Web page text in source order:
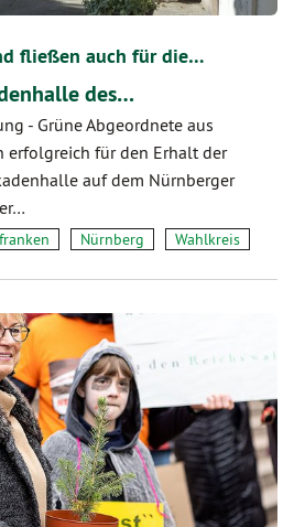
fließen auch für die…
des…
- Grüne Abgeordnete aus
erfolgreich für den Erhalt der
auf dem Nürnberger
Nürnberg Wahlkreis